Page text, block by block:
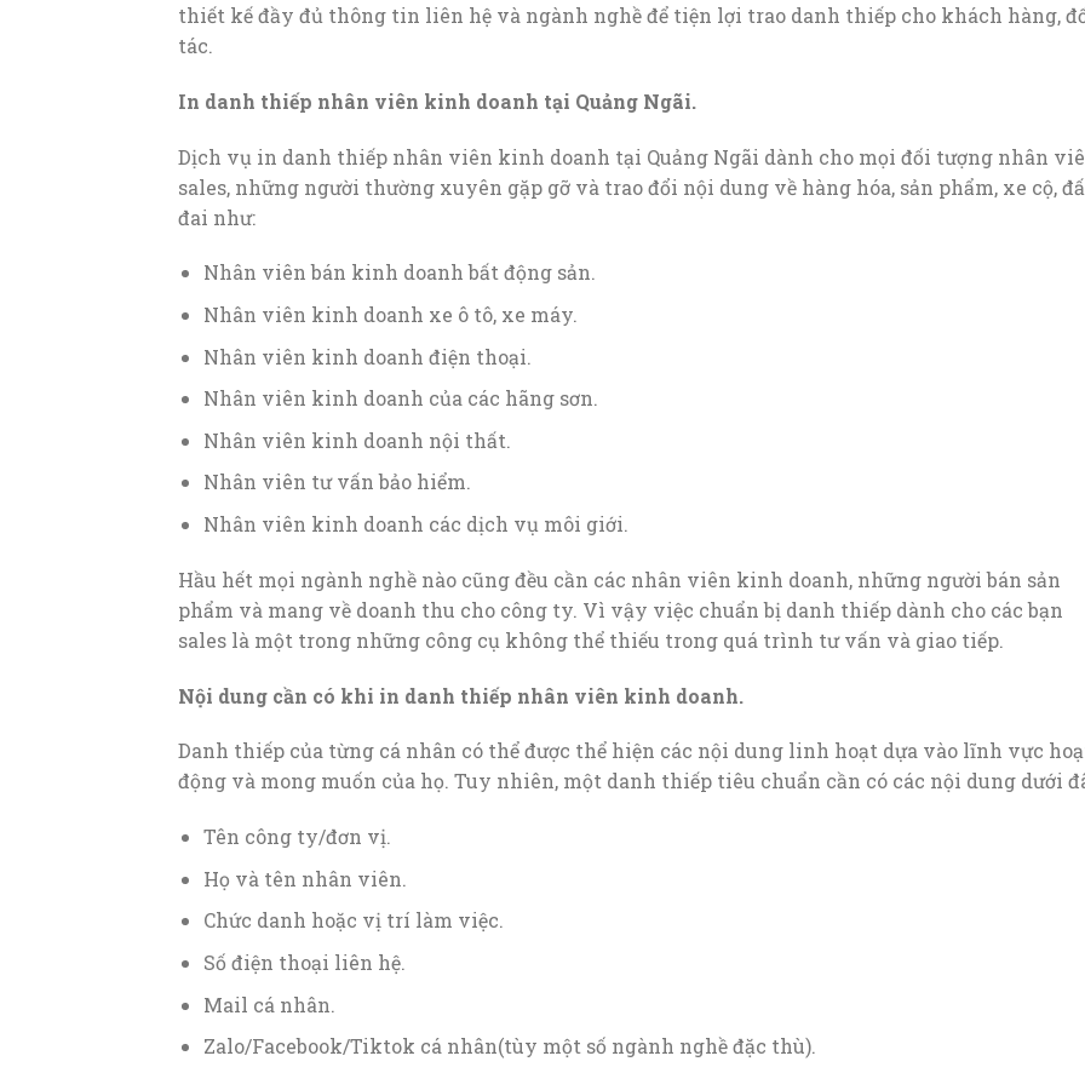
thiết kế đầy đủ thông tin liên hệ và ngành nghề để tiện lợi trao danh thiếp cho khách hàng,
tác.
In danh thiếp nhân viên kinh doanh tại Quảng Ngãi.
Dịch vụ in danh thiếp nhân viên kinh doanh tại Quảng Ngãi dành cho mọi đối tượng nhân
sales, những người thường xuyên gặp gỡ và trao đổi nội dung về hàng hóa, sản phẩm, xe cộ,
đai như:
Nhân viên bán kinh doanh bất động sản.
Nhân viên kinh doanh xe ô tô, xe máy.
Nhân viên kinh doanh điện thoại.
Nhân viên kinh doanh của các hãng sơn.
Nhân viên kinh doanh nội thất.
Nhân viên tư vấn bảo hiểm.
Nhân viên kinh doanh các dịch vụ môi giới.
Hầu hết mọi ngành nghề nào cũng đều cần các nhân viên kinh doanh, những người bán sản
phẩm và mang về doanh thu cho công ty. Vì vậy việc chuẩn bị danh thiếp dành cho các bạn
sales là một trong những công cụ không thể thiếu trong quá trình tư vấn và giao tiếp.
Nội dung cần có khi in danh thiếp nhân viên kinh doanh.
Danh thiếp của từng cá nhân có thể được thể hiện các nội dung linh hoạt dựa vào lĩnh vực
động và mong muốn của họ. Tuy nhiên, một danh thiếp tiêu chuẩn cần có các nội dung dưới
Tên công ty/đơn vị.
Họ và tên nhân viên.
Chức danh hoặc vị trí làm việc.
Số điện thoại liên hệ.
Mail cá nhân.
Zalo/Facebook/Tiktok cá nhân(tùy một số ngành nghề đặc thù).